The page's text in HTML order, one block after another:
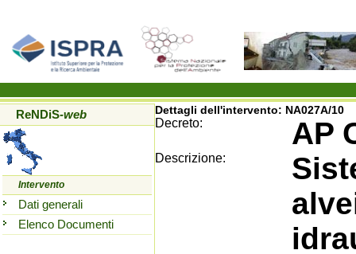
ReNDiS-web
Intervento
Dati generali
Elenco Documenti
Dettagli dell'intervento: NA027A/10
Decreto: AP
Descrizione: